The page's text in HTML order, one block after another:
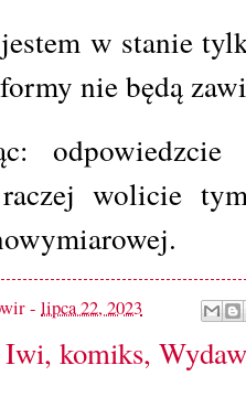
w stanie
nie będą
wolicie
- lipca 22, 2023
Iwi, komiks,